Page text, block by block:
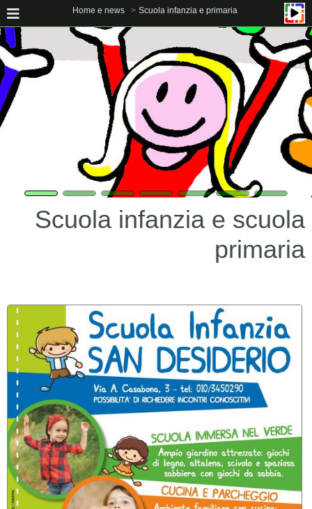
Home e news Scuola infanzia e primaria
Scuola infanzia e scuola
primaria